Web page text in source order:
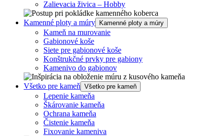
Zalievacia živica – Hobby
Kamenné ploty a múry Kamenné ploty a múry
Kameň na murovanie
Gabionové koše
Siete pre gabionové koše
Konštrukčné prvky pre gabiony
Kamenivo do gabionov
Všetko pre kameň Všetko pre kameň
Lepenie kameňa
Škárovanie kameňa
Ochrana kameňa
Čistenie kameňa
Fixovanie kameniva